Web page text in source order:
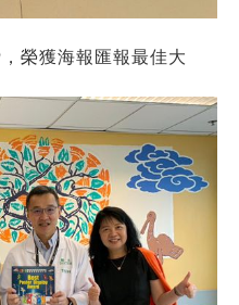
榮獲海報匯報最佳大